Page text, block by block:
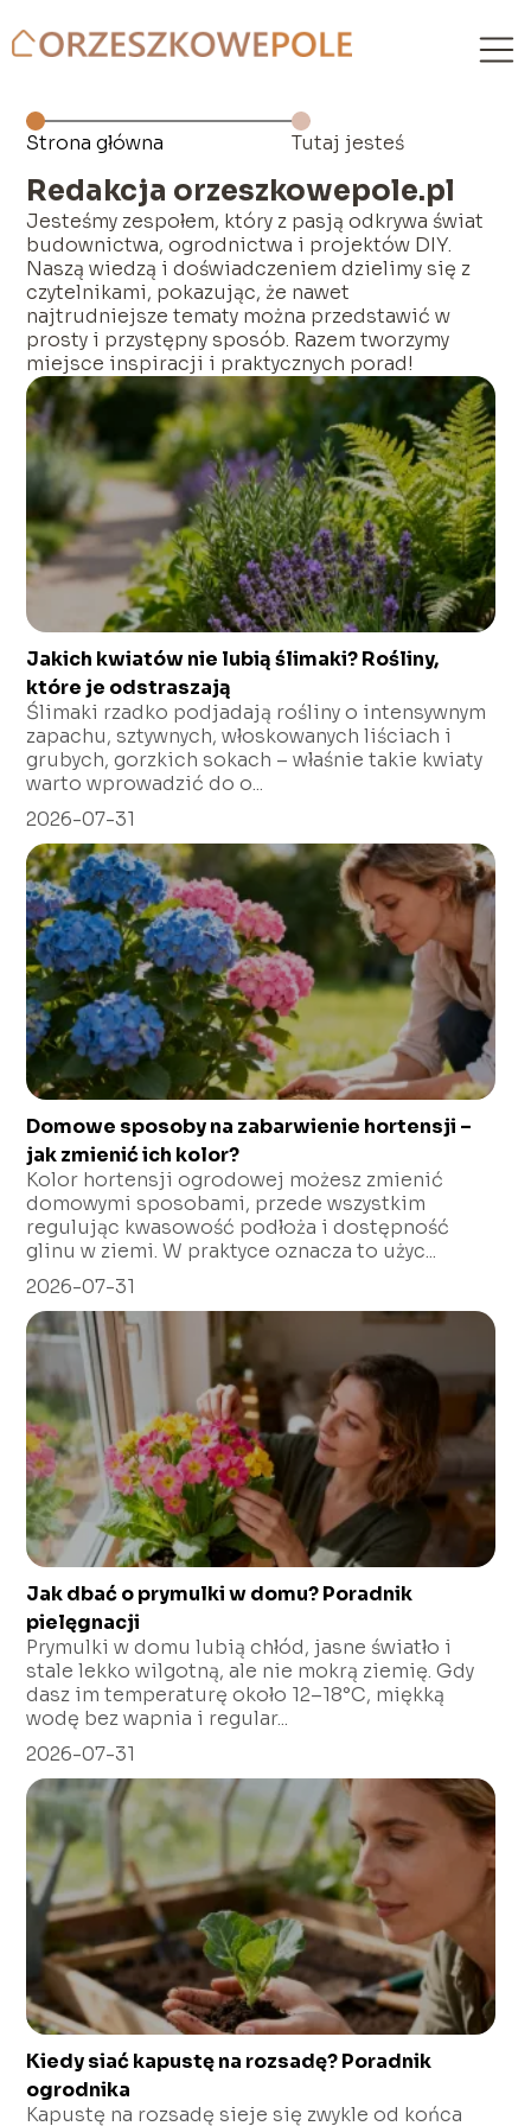
Strona główna Tutaj jesteś
Redakcja orzeszkowepole.pl
Jesteśmy zespołem, który z pasją odkrywa świat
budownictwa, ogrodnictwa i projektów DIY.
Naszą wiedzą i doświadczeniem dzielimy się z
czytelnikami, pokazując, że nawet
najtrudniejsze tematy można przedstawić w
prosty i przystępny sposób. Razem tworzymy
miejsce inspiracji i praktycznych porad!
Jakich kwiatów nie lubią ślimaki? Rośliny,
które je odstraszają
Ślimaki rzadko podjadają rośliny o intensywnym
zapachu, sztywnych, włoskowanych liściach i
grubych, gorzkich sokach – właśnie takie kwiaty
warto wprowadzić do o...
2026-07-31
Domowe sposoby na zabarwienie hortensji –
jak zmienić ich kolor?
Kolor hortensji ogrodowej możesz zmienić
domowymi sposobami, przede wszystkim
regulując kwasowość podłoża i dostępność
glinu w ziemi. W praktyce oznacza to użyc...
2026-07-31
Jak dbać o prymulki w domu? Poradnik
pielęgnacji
Prymulki w domu lubią chłód, jasne światło i
stale lekko wilgotną, ale nie mokrą ziemię. Gdy
dasz im temperaturę około 12–18°C, miękką
wodę bez wapnia i regular...
2026-07-31
Kiedy siać kapustę na rozsadę? Poradnik
ogrodnika
Kapustę na rozsadę sieje się zwykle od końca